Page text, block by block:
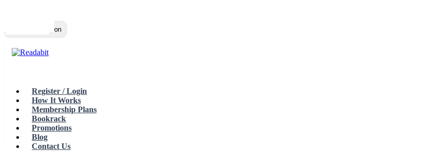
Toggle navigation
Register / Login
How It Works
Membership Plans
Bookrack
Promotions
Blog
Contact Us